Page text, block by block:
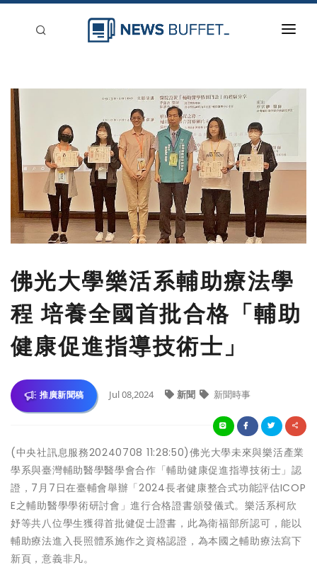
刊登
佛光大學樂活系輔助療法學
程 培養全國首批合格「輔助
健康促進指導技術士」
推廣新聞稿 Jul 08,2024 新聞 新聞時事
(中央社訊息服務20240708 11:28:50)佛光大學未來與樂活產業
學系與臺灣輔助醫學醫學會合作「輔助健康促進指導技術士」認
證，7月7日在臺輔會舉辦「2024長者健康整合式功能評估ICOP
E之輔助醫學學術研討會」進行合格證書頒發儀式。樂活系柯欣
妤等共八位學生獲得首批健促士證書，此為衛福部所認可，能以
輔助療法進入長照體系施作之資格認證，為本國之輔助療法寫下
新頁，意義非凡。